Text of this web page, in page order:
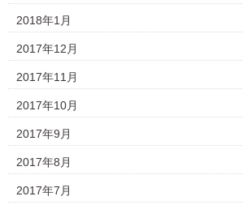
2018年1月
2017年12月
2017年11月
2017年10月
2017年9月
2017年8月
2017年7月